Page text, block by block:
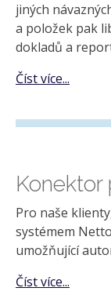
jiných
a položek pak
dokladů a
Číst více...
Konektor
Pro naše
systémem
umožňující
Číst více...